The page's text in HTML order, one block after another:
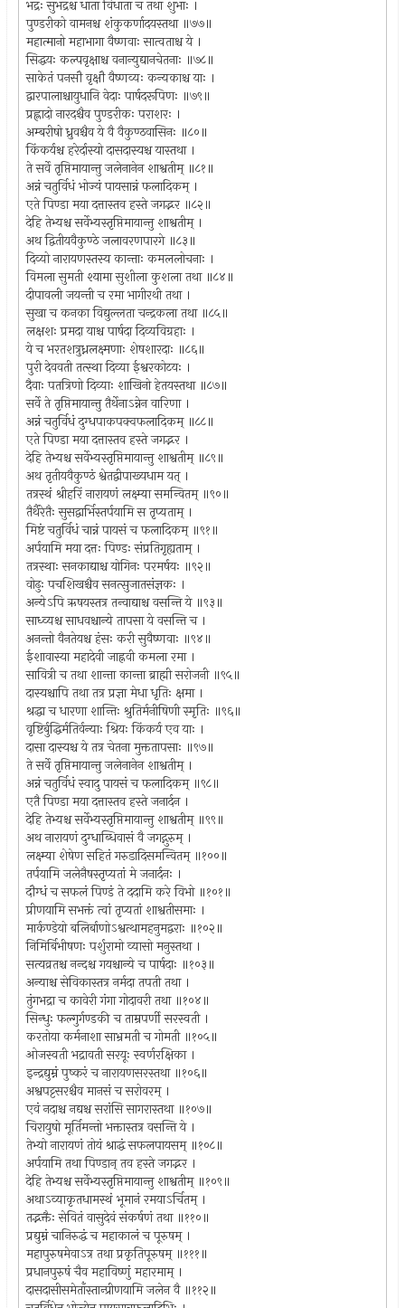
भद्रः सुभद्रश्च धाता विधाता च तथा शुभाः ।
पुण्डरीको वामनश्च शंकुकर्णादयस्तथा ॥७७॥
महात्मानो महाभागा वैष्णवाः सात्वताश्च ये ।
सिद्धयः कल्पवृक्षाश्च वनान्युद्यानचेतनाः ॥७८॥
साकेतं पनसौ वृक्षौ वैष्णव्यः कन्यकाश्च याः ।
द्वारपालाश्चायुधानि वेदाः पार्षदरूपिणः ॥७९॥
प्रह्लादो नारदश्चैव पुण्डरीकः पराशरः ।
अम्बरीषो ध्रुवश्चैव ये वै वैकुण्ठवासिनः ॥८०॥
किंकर्यश्च हरेर्दास्यो दासदास्यश्च यास्तथा ।
ते सर्वे तृप्तिमायान्तु जलेनानेन शाश्वतीम् ॥८१॥
अन्नं चतुर्विधं भोज्यं पायसान्नं फलादिकम् ।
एते पिण्डा मया दत्तास्तव हस्ते जगद्भर ॥८२॥
देहि तेभ्यश्च सर्वेभ्यस्तृप्तिमायान्तु शाश्वतीम् ।
अथ द्वितीयवैकुण्ठे जलावरणपारगे ॥८३॥
दिव्यो नारायणस्तस्य कान्ताः कमललोचनाः ।
विमला सुमती श्यामा सुशीला कुशला तथा ॥८४॥
दीपावली जयन्ती च रमा भागीरथी तथा ।
सुखा च कनका विद्युल्लता चन्द्रकला तथा ॥८५॥
लक्षशः प्रमदा याश्च पार्षदा दिव्यविग्रहाः ।
ये च भरतशत्रुध्नलक्ष्मणाः शेषशारदाः ॥८६॥
पुरी देववती तत्स्था दिव्या ईश्वरकोटयः ।
दैवाः पतत्रिणो दिव्याः शाखिनो हेतयस्तथा ॥८७॥
सर्वे ते तृप्तिमायान्तु तैर्थेनाऽन्नेन वारिणा ।
अन्नं चतुर्विधं दुग्धपाकपक्वफलादिकम् ॥८८॥
एते पिण्डा मया दत्तास्तव हस्ते जगद्भर ।
देहि तेभ्यश्च सर्वेभ्यस्तृप्तिमायान्तु शाश्वतीम् ॥८९॥
अथ तृतीयवैकुण्ठं श्वेतद्वीपाख्यधाम यत् ।
तत्रस्थं श्रीहरिं नारायणं लक्ष्म्या समन्वितम् ॥९०॥
तैर्थैरेतैः सुसद्वार्भिस्तर्पयामि स तृप्यताम् ।
मिष्टं चतुर्विधं चान्नं पायसं च फलादिकम् ॥९१॥
अर्पयामि मया दत्तः पिण्डः संप्रतिगृह्यताम् ।
तत्रस्थाः सनकाद्याश्च योगिनः परमर्षयः ॥९२॥
वोढुः पचशिखश्चैव सनत्सुजातसंज्ञकः ।
अन्येऽपि ऋषयस्तत्र तन्वाद्याश्च वसन्ति ये ॥९३॥
साध्व्यश्च साधवश्चान्ये तापसा ये वसन्ति च ।
अनन्तो वैनतेयश्च हंसः करी सुवैष्णवाः ॥९४॥
ईशावास्या महादेवी जाह्नवी कमला रमा ।
सावित्री च तथा शान्ता कान्ता ब्राह्मी सरोजनी ॥९५॥
दास्यश्चापि तथा तत्र प्रज्ञा मेधा धृतिः क्षमा ।
श्रद्धा च धारणा शान्तिः श्रुतिर्मनीषिणी स्मृतिः ॥९६॥
वृष्टिर्बुद्धिर्मतिर्वन्याः श्रियः किंकर्य एव याः ।
दासा दास्यश्च ये तत्र चेतना मुक्ततापसाः ॥९७॥
ते सर्वे तृप्तिमायान्तु जलेनानेन शाश्वतीम् ।
अन्नं चतुर्विधं स्वादु पायसं च फलादिकम् ॥९८॥
एतै पिण्डा मया दत्तास्तव हस्ते जनार्दन ।
देहि तेभ्यश्च सर्वेभ्यस्तृप्तिमायान्तु शाश्वतीम् ॥९९॥
अथ नारायणं दुग्धाब्धिवासं वै जगद्गुरुम् ।
लक्ष्म्या शेषेण सहितं गरुडादिसमन्वितम् ॥१००॥
तर्पयामि जलेनैषस्तृप्यतां मे जनार्दनः ।
दौग्धं च सफलं पिण्डं ते ददामि करे विभो ॥१०१॥
प्रीणयामि सभक्तं त्वां तृप्यतां शाश्वतीसमाः ।
मार्कण्डेयो बलिर्बाणोऽश्वत्थामहनुमद्वराः ॥१०२॥
निमिर्बिभीषणः पर्शुरामो व्यासो मनुस्तथा ।
सत्यव्रतश्च नन्दश्च गयश्चान्ये च पार्षदाः ॥१०३॥
अन्याश्च सेविकास्तत्र नर्मदा तपती तथा ।
तुंगभद्रा च कावेरी गंगा गोदावरी तथा ॥१०४॥
सिन्धुः फल्गुर्गण्डकी च ताम्रपर्णी सरस्वती ।
करतोया कर्मनाशा साभ्रमती च गोमती ॥१०५॥
ओजस्वती भद्रावती सरयूः स्वर्णरक्षिका ।
इन्द्रद्युम्नं पुष्करं च नारायणसरस्तथा ॥१०६॥
अश्वपट्टसरश्चैव मानसं च सरोवरम् ।
एवं नदाश्च नद्यश्च सरांसि सागरास्तथा ॥१०७॥
चिरायुषो मूर्तिमन्तो भक्तास्तत्र वसन्ति ये ।
तेभ्यो नारायणं तोयं श्राद्धं सफलपायसम् ॥१०८॥
अर्पयामि तथा पिण्डान् तव हस्ते जगद्भर ।
देहि तेभ्यश्च सर्वेभ्यस्तृप्तिमायान्तु शाश्वतीम् ॥१०९॥
अथाऽव्याकृतधामस्थं भूमानं रमयाऽर्चितम् ।
तद्भक्तैः सेवितं वासुदेवं संकर्षणं तथा ॥११०॥
प्रद्युम्नं चानिरुद्धं च महाकालं च पूरुषम् ।
महापुरुषमेवाऽत्र तथा प्रकृतिपूरुषम् ॥१११॥
प्रधानपुरुषं चैव महाविष्णुं महारमाम् ।
दासदासीसमेताँस्तान्प्रीणयामि जलेन वै ॥११२॥